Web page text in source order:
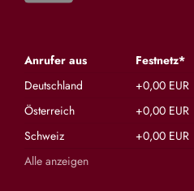
Anrufer aus Festnetz*
Deutschland
+0,00 EUR
Österreich
+0,00 EUR
Schweiz
+0,00 EUR
Alle anzeigen